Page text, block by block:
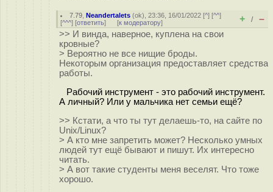
7.79 ,Neandertalets (ok), 23:36, 16/01/2022 [^] [^^]
[^^^] [ответить] [к модератору] + / –
>> И винда, наверное, куплена на свои
кровные?
> Вероятно не все нищие броды.
Некоторым организация предоставляет средства
работы.
Рабочий инструмент - это рабочий инструмент.
А личный? Или у мальчика нет семьи ещё?
>> Кстати, а что ты тут делаешь-то, на сайте по
Unix/Linux?
> А кто мне запретить может? Несколько умных
людей тут ещё бывают и пишут. Их интересно
читать.
> А вот такие студенты меня веселят. Что тоже
хорошо.